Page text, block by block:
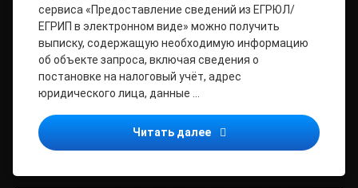
сервиса «Предоставление сведений из ЕГРЮЛ/
ЕГРИП в электронном виде» можно получить
выписку, содержащую необходимую информацию
об объекте запроса, включая сведения о
постановке на налоговый учёт, адрес
юридического лица, данные …
Читать далее Сведения об